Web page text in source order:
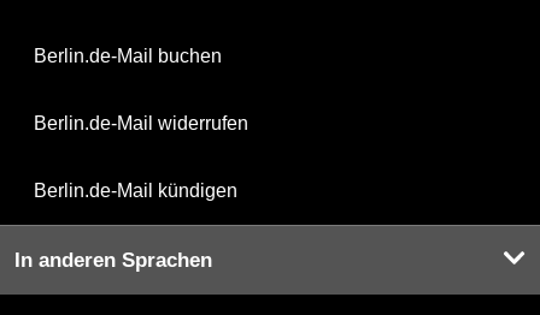
Berlin.de-Mail buchen
Berlin.de-Mail widerrufen
Berlin.de-Mail kündigen
In anderen Sprachen